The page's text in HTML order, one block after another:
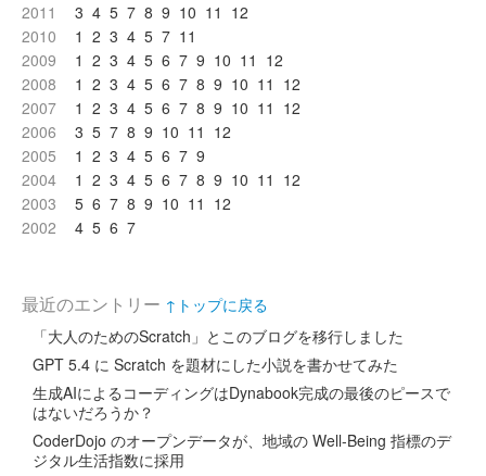
2011
3 4 5 7 8 9 10 11 12
2010
1 2 3 4 5 7 11
2009
1 2 3 4 5 6 7 9 10 11 12
2008
1 2 3 4 5 6 7 8 9 10 11 12
2007
1 2 3 4 5 6 7 8 9 10 11 12
2006
3 5 7 8 9 10 11 12
2005
1 2 3 4 5 6 7 9
2004
1 2 3 4 5 6 7 8 9 10 11 12
2003
5 6 7 8 9 10 11 12
2002
4 5 6 7
最近のエントリー ↑トップに戻る
「大人のためのScratch」とこのブログを移行しました
GPT 5.4 に Scratch を題材にした小説を書かせてみた
生成AIによるコーディングはDynabook完成の最後のピースで
はないだろうか？
CoderDojo のオープンデータが、地域の Well-Being 指標のデ
ジタル生活指数に採用